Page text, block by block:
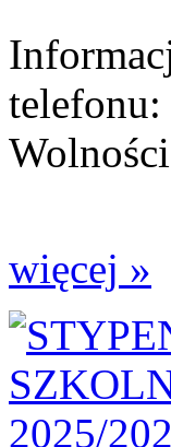
telefonu:
więcej »